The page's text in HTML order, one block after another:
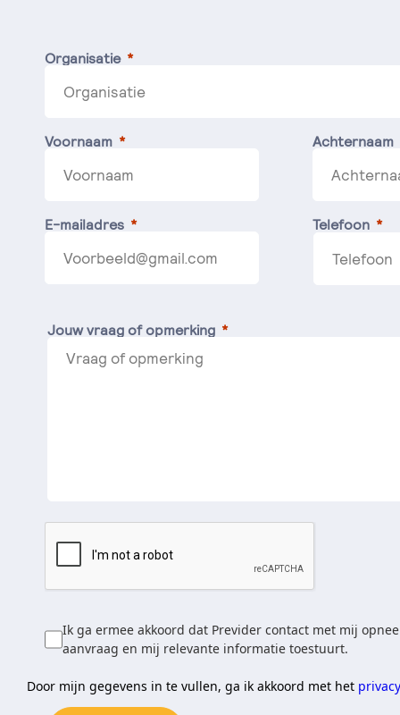
Organisatie
Voornaam Achternaam
E-mailadres Telefoon
Jouw vraag of opmerking
Ik ga ermee akkoord dat Previder contact met mij
aanvraag en mij relevante informatie toestuurt.
Door mijn gegevens in te vullen, ga ik akkoord met het